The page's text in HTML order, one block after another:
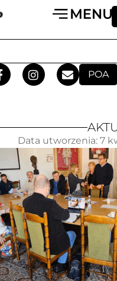
POA
Data utworzenia: 7